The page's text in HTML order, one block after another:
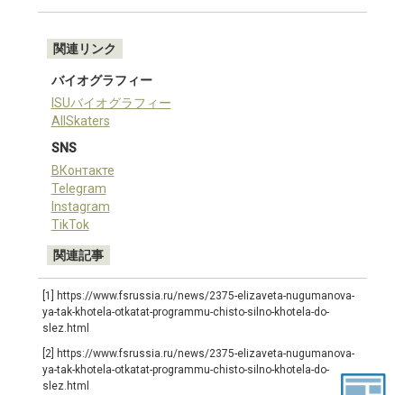
関連リンク
バイオグラフィー
ISUバイオグラフィー
AllSkaters
SNS
ВКонтакте
Telegram
Instagram
TikTok
関連記事
[1] https://www.fsrussia.ru/news/2375-elizaveta-nugumanova-
ya-tak-khotela-otkatat-programmu-chisto-silno-khotela-do-
slez.html
[2] https://www.fsrussia.ru/news/2375-elizaveta-nugumanova-
ya-tak-khotela-otkatat-programmu-chisto-silno-khotela-do-
slez.html